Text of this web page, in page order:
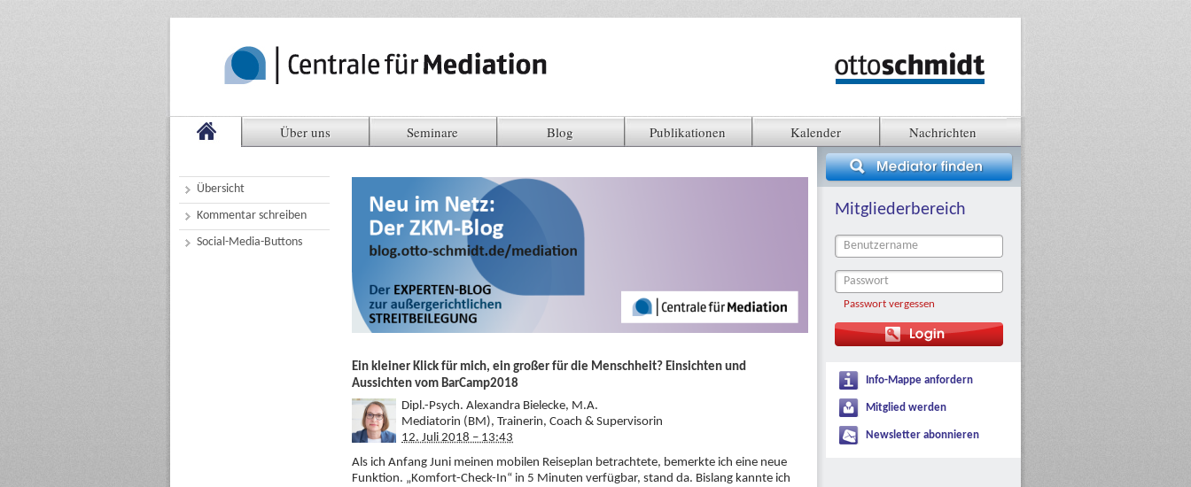
Über uns Seminare Blog Publikationen Kalender Nachrichten
Übersicht
Kommentar schreiben
Social-Media-Buttons
Ein kleiner Klick für mich, ein großer für die Menschheit? Einsichten und
Aussichten vom BarCamp2018
Dipl.-Psych. Alexandra Bielecke, M.A.
Mediatorin (BM), Trainerin, Coach & Supervisorin
12. Juli 2018 – 13:43
Als ich Anfang Juni meinen mobilen Reiseplan betrachtete, bemerkte ich eine neue
Funktion. „Komfort-Check-In“ in 5 Minuten verfügbar, stand da. Bislang kannte ich
Mitgliederbereich
Passwort vergessen
Info-Mappe anfordern
Mitglied werden
Newsletter abonnieren